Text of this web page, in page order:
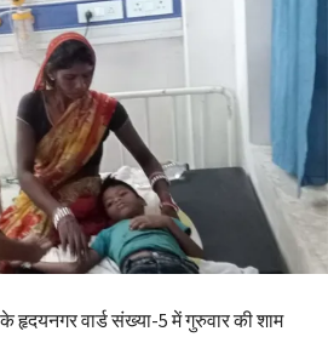
के हृदयनगर वार्ड संख्या-5 में गुरुवार की शाम